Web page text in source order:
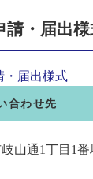
請・届出
・届出様式
合わせ先
山通1丁目1番